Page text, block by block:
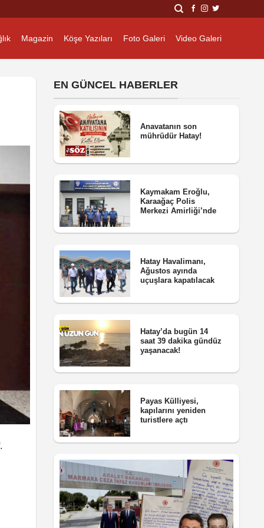
Magazin Köşe Yazıları Foto Galeri Video Galeri
EN GÜNCEL HABERLER
Anavatanın son
mührüdür Hatay!
Kaymakam Eroğlu,
Karaağaç Polis
Merkezi Amirliği’nde
Hatay Havalimanı,
Ağustos ayında
uçuşlara kapatılacak
Hatay’da bugün 14
saat 39 dakika gündüz
yaşanacak!
Payas Külliyesi,
kapılarını yeniden
turistlere açtı